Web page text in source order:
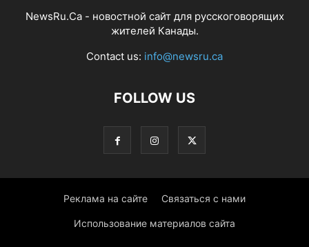
NewsRu.Ca - новостной сайт для русскоговорящих
жителей Канады.
Contact us: info@newsru.ca
FOLLOW US
Реклама на сайте Связаться с нами
Использование материалов сайта